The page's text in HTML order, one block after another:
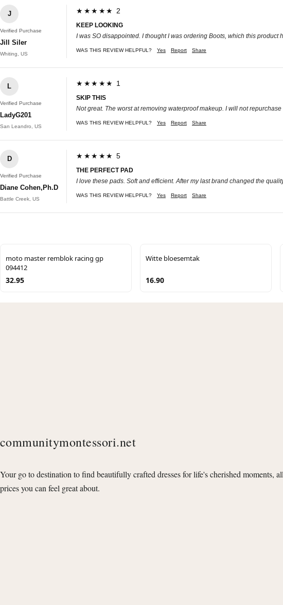
J
Verified Purchase
Jill Siler
Whiting, US
★★★★★ 2
KEEP LOOKING
I was SO disappointed. I thought I was ordering Boots, which this product
WAS THIS REVIEW HELPFUL? Yes Report Share
L
Verified Purchase
LadyG201
San Leandro, US
★★★★★ 1
SKIP THIS
Not great. The worst at removing waterproof makeup. I will not
WAS THIS REVIEW HELPFUL? Yes Report Share
D
Verified Purchase
Diane Cohen,Ph.D
Battle Creek, US
★★★★★ 5
THE PERFECT PAD
I love these pads. Soft and efficient. After my last brand changed the
WAS THIS REVIEW HELPFUL? Yes Report Share
moto master remblok racing gp
094412
32.95
Witte bloesemtak
16.90
communitymontessori.net
Your go to destination to find beautifully crafted dresses for life's cherished moments,
prices you can feel great about.